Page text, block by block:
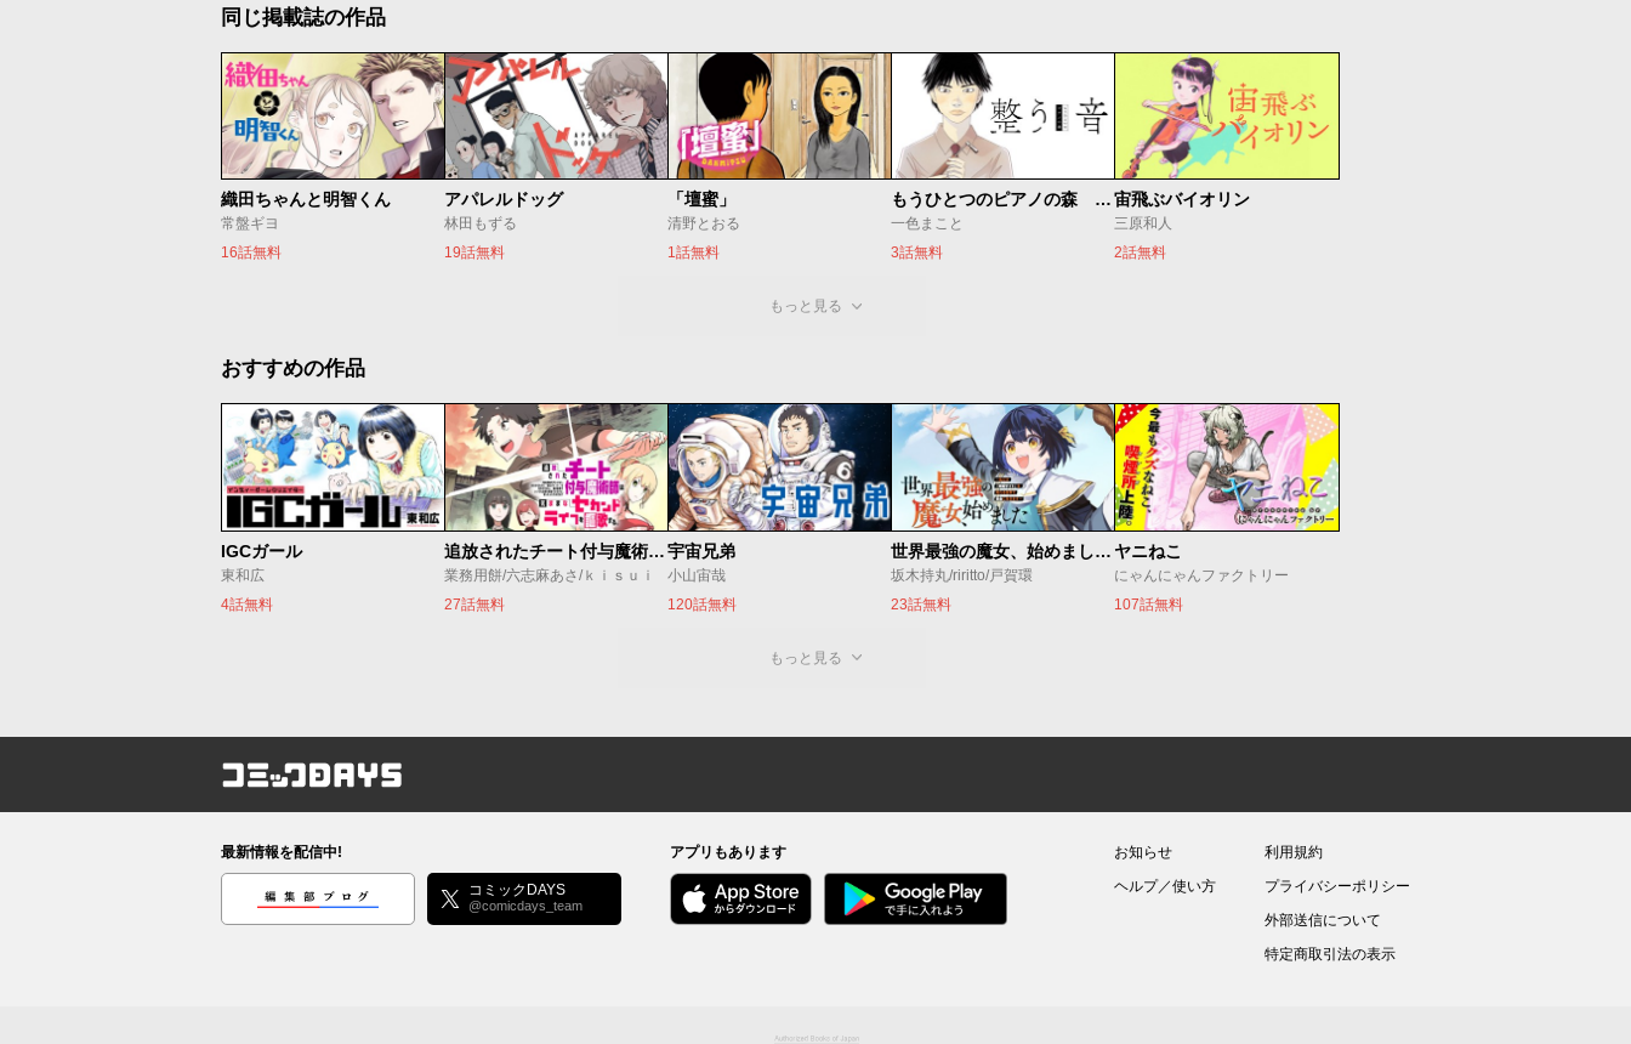
同じ掲載誌の作品
織田ちゃんと明智くん
常盤ギヨ
16話無料
アパレルドッグ
林田もずる
19話無料
「壇蜜」
清野とおる
1話無料
もうひとつのピアノの森 整う音
一色まこと
3話無料
宙飛ぶバイオリン
三原和人
2話無料
もっと見る
おすすめの作品
IGCガール
東和広
4話無料
追放されたチート付与魔術師は気ままなセカンドライフを謳歌する。 ～俺は武器だけじゃなく、あらゆるものに『強化ポイント』を付与できるし、俺の意思でいつでも効果を解除できるけど、残った人たち大丈夫？～
業務用餅/六志麻あさ/ｋｉｓｕｉ
27話無料
宇宙兄弟
小山宙哉
120話無料
世界最強の魔女、始めました ～私だけ『攻略サイト』を見れる世界で自由に生きます～
坂木持丸/riritto/戸賀環
23話無料
ヤニねこ
にゃんにゃんファクトリー
107話無料
もっと見る
コミックDAYS
最新情報を配信中!
編集部ブログ コミックDAYS
@comicdays_team
アプリもあります
お知らせ
ヘルプ／使い方
利用規約
プライバシーポリシー
外部送信について
特定商取引法の表示